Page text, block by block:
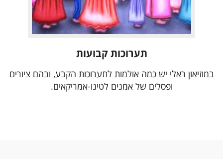
תערוכות קבועות
במוזיאון ראלי יש כמה אולמות לתערוכות הקבע, ובהם ציורים
ופסלים של אמנים לטינו-אמריקאים.